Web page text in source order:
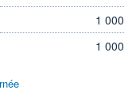
1 000
1 000